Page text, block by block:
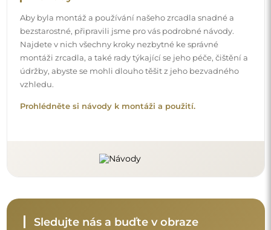
Aby byla montáž a používání našeho zrcadla snadné a
bezstarostné, připravili jsme pro vás podrobné návody.
Najdete v nich všechny kroky nezbytné ke správné
montáži zrcadla, a také rady týkající se jeho péče, čištění a
údržby, abyste se mohli dlouho těšit z jeho bezvadného
vzhledu.
Prohlédněte si návody k montáži a použití.
Sledujte nás a buďte v obraze